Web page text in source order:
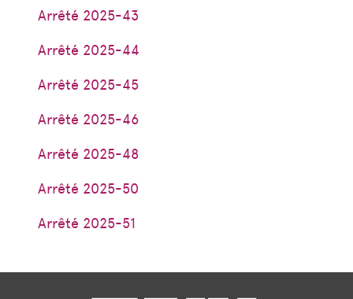
Arrêté 2025-43
Arrêté 2025-44
Arrêté 2025-45
Arrêté 2025-46
Arrêté 2025-48
Arrêté 2025-50
Arrêté 2025-51